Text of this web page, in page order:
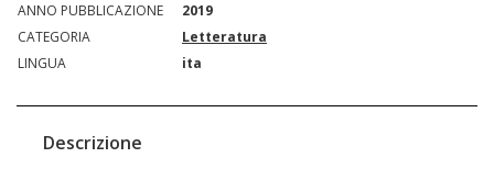
ANNO PUBBLICAZIONE
2019
CATEGORIA
Letteratura
LINGUA
ita
Descrizione